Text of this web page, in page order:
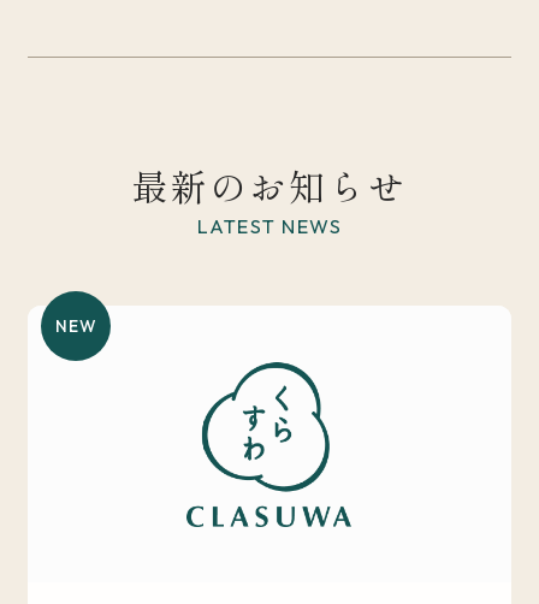
最新のお知らせ
LATEST NEWS
NEW